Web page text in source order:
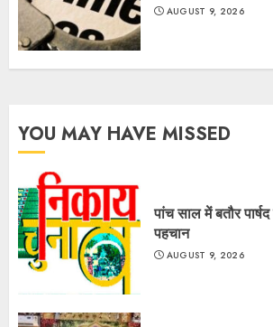
AUGUST 9, 2026
YOU MAY HAVE MISSED
पांच साल में बतौर
पहचान
AUGUST 9, 2026